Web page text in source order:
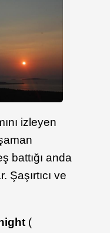
izleyen
battığı anda
Şaşırtıcı ve
(